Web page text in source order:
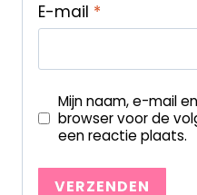
E-mail *
Mijn naam, e-mail
browser voor de
een reactie plaats.